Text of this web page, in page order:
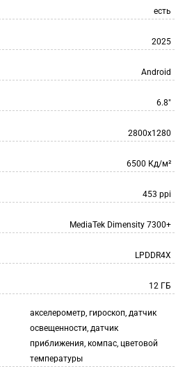
есть
2025
Android
6.8"
2800x1280
6500 Кд/м²
453 ppi
MediaTek Dimensity 7300+
LPDDR4X
12 ГБ
акселерометр, гироскоп, датчик
освещенности, датчик
приближения, компас, цветовой
температуры